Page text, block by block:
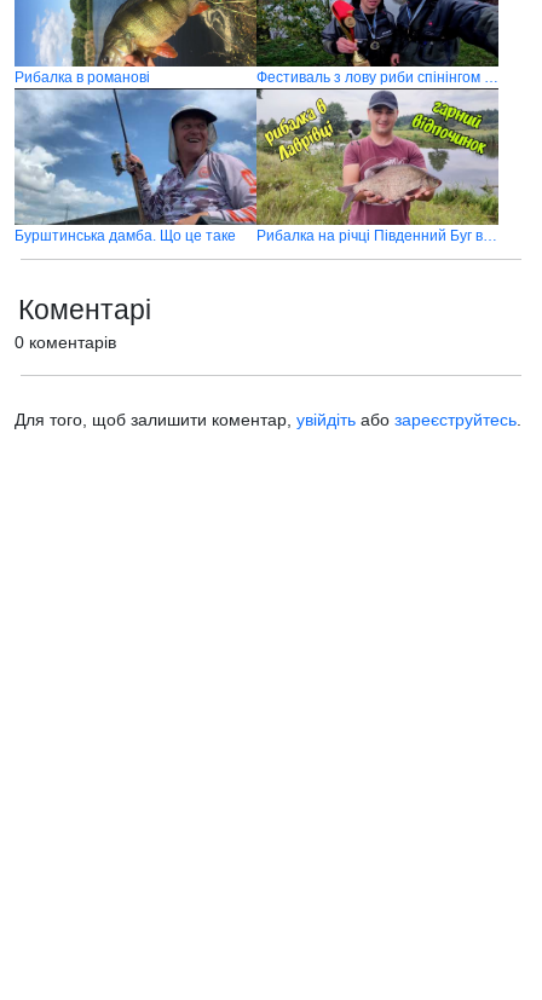
Рибалка в романові Фестиваль з лову риби спінінгом с. Великий Скнит
Бурштинська дамба. Що це таке Рибалка на річці Південний Буг в Лаврівці
Коментарі
0 коментарів
Для того, щоб залишити коментар, увійдіть або зареєструйтесь